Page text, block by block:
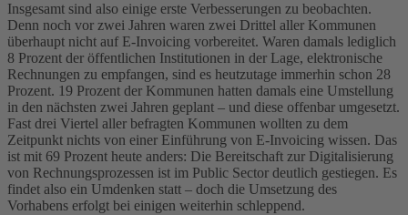
Insgesamt sind also einige erste Verbesserungen zu beobachten.
Denn noch vor zwei Jahren waren zwei Drittel aller Kommunen
überhaupt nicht auf E-Invoicing vorbereitet. Waren damals lediglich
8 Prozent der öffentlichen Institutionen in der Lage, elektronische
Rechnungen zu empfangen, sind es heutzutage immerhin schon 28
Prozent. 19 Prozent der Kommunen hatten damals eine Umstellung
in den nächsten zwei Jahren geplant – und diese offenbar umgesetzt.
Fast drei Viertel aller befragten Kommunen wollten zu dem
Zeitpunkt nichts von einer Einführung von E-Invoicing wissen. Das
ist mit 69 Prozent heute anders: Die Bereitschaft zur Digitalisierung
von Rechnungsprozessen ist im Public Sector deutlich gestiegen. Es
findet also ein Umdenken statt – doch die Umsetzung des
Vorhabens erfolgt bei einigen weiterhin schleppend.